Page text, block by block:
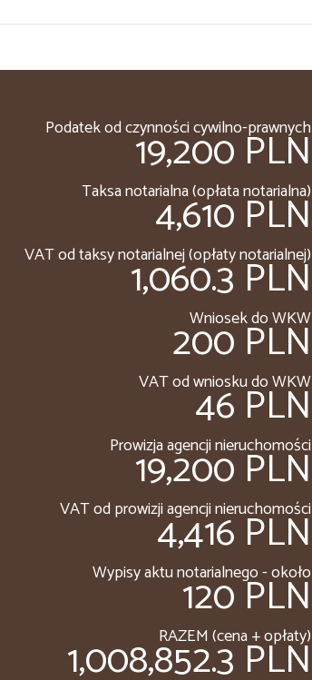
Podatek od czynności cywilno-prawnych
19,200 PLN
Taksa notarialna (opłata notarialna)
4,610 PLN
VAT od taksy notarialnej (opłaty notarialnej)
1,060.3 PLN
Wniosek do WKW
200 PLN
VAT od wniosku do WKW
46 PLN
Prowizja agencji nieruchomości
19,200 PLN
VAT od prowizji agencji nieruchomości
4,416 PLN
Wypisy aktu notarialnego - około
120 PLN
RAZEM (cena + opłaty)
1,008,852.3 PLN